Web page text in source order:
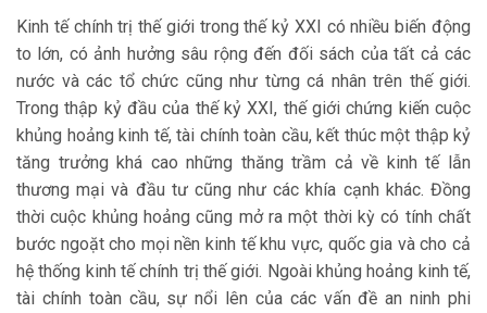
Kinh tế chính trị thế giới trong thế kỷ XXI có nhiều biến động
to lớn, có ảnh hưởng sâu rộng đến đối sách của tất cả các
nước và các tổ chức cũng như từng cá nhân trên thế giới.
Trong thập kỷ đầu của thế kỷ XXI, thế giới chứng kiến cuộc
khủng hoảng kinh tế, tài chính toàn cầu, kết thúc một thập kỷ
tăng trưởng khá cao những thăng trầm cả về kinh tế lẫn
thương mại và đầu tư cũng như các khía cạnh khác. Đồng
thời cuộc khủng hoảng cũng mở ra một thời kỳ có tính chất
bước ngoặt cho mọi nền kinh tế khu vực, quốc gia và cho cả
hệ thống kinh tế chính trị thế giới. Ngoài khủng hoảng kinh tế,
tài chính toàn cầu, sự nổi lên của các vấn đề an ninh phi